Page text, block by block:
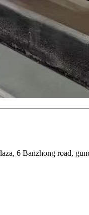
6 Banzhong road,